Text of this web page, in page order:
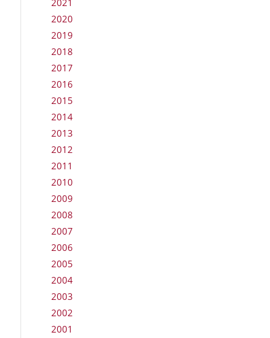
2020
2019
2018
2017
2016
2015
2014
2013
2012
2011
2010
2009
2008
2007
2006
2005
2004
2003
2002
2001